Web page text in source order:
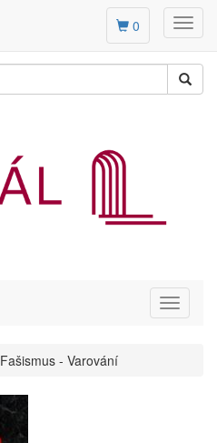
0
Toggle
Fašismus - Varování